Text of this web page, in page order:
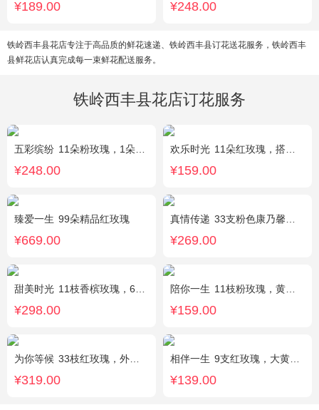
¥189.00 ¥248.00
铁岭西丰县花店专注于高品质的鲜花速递、铁岭西丰县订花送花服务，铁岭西丰
县鲜花店认真完成每一束鲜花配送服务。
铁岭西丰县花店订花服务
五彩缤纷 11朵粉玫瑰，1朵粉绣球，白色乒乓菊，桔梗、绿叶搭配
¥248.00
欢乐时光 11朵红玫瑰，搭配适量红色石竹梅、叶上黄金间插。
¥159.00
臻爱一生 99朵精品红玫瑰
¥669.00
真情传递 33支粉色康乃馨，搭配黄莺、满天星。
¥269.00
甜美时光 11枝香槟玫瑰，6枝多头白百合，搭配适量尤加利叶装饰
¥298.00
陪你一生 11枝粉玫瑰，黄莺、满天星间插。
¥159.00
为你等候 33枝红玫瑰，外围满天星和黄莺，随机赠送两只公仔
¥319.00
相伴一生 9支红玫瑰，大黄莺.满天星搭配。
¥139.00